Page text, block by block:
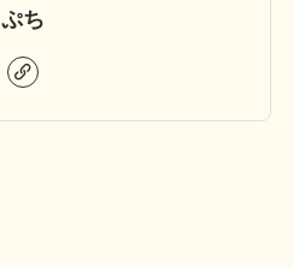
ぷち